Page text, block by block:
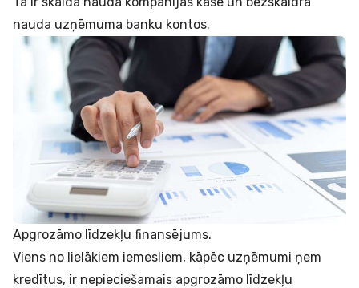
nauda uzņēmuma banku kontos.
Apgrozāmo līdzekļu finansējums.
Viens no lielākiem iemesliem, kāpēc uzņēmumi ņem
kredītus, ir nepieciešamais apgrozāmo līdzekļu